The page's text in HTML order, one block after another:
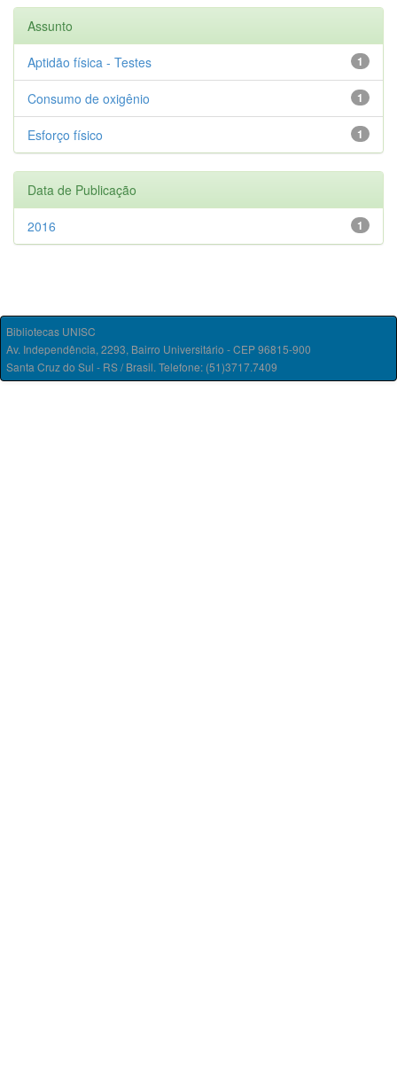
Assunto
1
Aptidão física - Testes
1
Consumo de oxigênio
1
Esforço físico
Data de Publicação
1
2016
Bibliotecas UNISC
Av. Independência, 2293, Bairro Universitário - CEP 96815-900
Santa Cruz do Sul - RS / Brasil. Telefone: (51)3717.7409